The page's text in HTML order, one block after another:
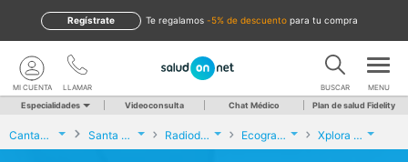
te regalamos -5% de descuento para tu compra
Regístrate
LLAMAR
MI CUENTA BUSCAR MENU
Especialidades Videoconsulta Chat Médico Plan de salud Fidelity
Cantabria Santa Cruz de Bezana Radiodiagnóstico Ecografía Urológica (Reno-Vesico-Prostática) Xplora Los Condes